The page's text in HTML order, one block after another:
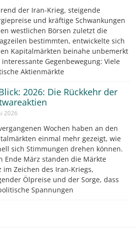
der Iran-Krieg, steigende
und kräftige Schwankungen
westlichen Börsen zuletzt die
bestimmten, entwickelte sich
Kapitalmärkten beinahe unbemerkt
Gegenbewegung: Viele
Aktienmärkte
2026: Die Rückkehr der
2026
Wochen haben an den
einmal mehr gezeigt, wie
sich Stimmungen drehen können.
Ende März standen die Märkte
im Zeichen des Iran-Kriegs,
Ölpreise und der Sorge, dass
Spannungen